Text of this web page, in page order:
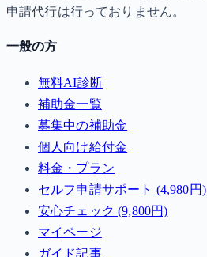
申請代行は行っておりません。
一般の方
無料AI診断
補助金一覧
募集中の補助金
個人向け給付金
料金・プラン
セルフ申請サポート (4,980円)
安心チェック (9,800円)
マイページ
ガイド記事